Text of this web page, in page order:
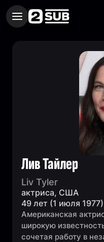
Лив Тайлер
Liv Tyler
актриса, США
49 лет (1 июля 1977)
Американская
широкую
сочетая работу в